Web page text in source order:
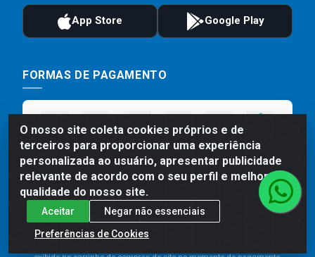
O nosso site coleta cookies próprios e de
terceiros para proporcionar uma experiência
personalizada ao usuário, apresentar publicidade
relevante de acordo com o seu perfil e melhorar a
qualidade do nosso site.
Aceitar
Negar não essenciais
Preferências de Cookies
FORMAS DE PAGAMENTO
Preços, promoções, condições de pagamento e frete são válidos
para compras realizadas exclusivamente pelo site. Caso haja